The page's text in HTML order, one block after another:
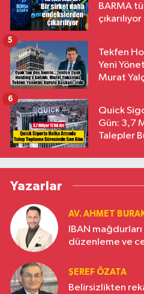
BARMA
çıkarılıyor
Tekfen
Yeni
Murat
5
Quick
Gün: 3,7
Talepler
6
Yazarlar
AV. AHMET
IBAN
düzenleme ve
ŞEREF ÖZATA
Belirsizlikten